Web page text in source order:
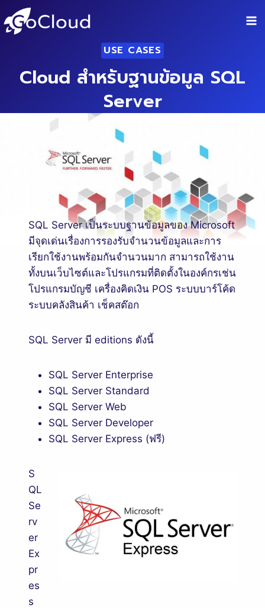
Skip
to
USE CASES
Cloud สำหรับฐานข้อมูล SQL
Server
SQL Server เป็นระบบฐานข้อมูลของ Microsoft
มีจุดเด่นเรื่องการรองรับจำนวนข้อมูลและการ
เรียกใช้งานพร้อมกันจำนวนมาก สามารถใช้งาน
ทั้งบนเว็บไซต์และโปรแกรมที่ติดตั้งในองค์กรเช่น
โปรแกรมบัญชี เครื่องคิดเงิน POS ระบบบาร์โค้ด
ระบบคลังสินค้า เช็คสต๊อก
SQL Server มี editions ดังนี้
SQL Server Enterprise
SQL Server Standard
SQL Server Web
SQL Server Developer
SQL Server Express (ฟรี)
S
QL
Se
rv
er
Ex
pr
es
s